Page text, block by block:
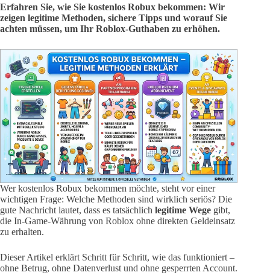
Erfahren Sie, wie Sie kostenlos Robux bekommen: Wir
zeigen legitime Methoden, sichere Tipps und worauf Sie
achten müssen, um Ihr Roblox-Guthaben zu erhöhen.
Wer kostenlos Robux bekommen möchte, steht vor einer
wichtigen Frage: Welche Methoden sind wirklich seriös? Die
gute Nachricht lautet, dass es tatsächlich legitime Wege gibt,
die In-Game-Währung von Roblox ohne direkten Geldeinsatz
zu erhalten.
Dieser Artikel erklärt Schritt für Schritt, wie das funktioniert –
ohne Betrug, ohne Datenverlust und ohne gesperrten Account.